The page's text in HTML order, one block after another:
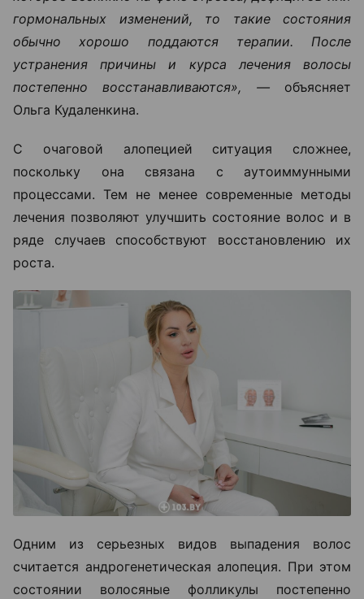
гормональных изменений, то такие состояния
обычно хорошо поддаются терапии. После
устранения причины и курса лечения волосы
постепенно восстанавливаются», —объясняет
Ольга Кудаленкина.
С очаговой алопецией ситуация сложнее,
поскольку она связана с аутоиммунными
процессами. Тем не менее современные методы
лечения позволяют улучшить состояние волос и в
ряде случаев способствуют восстановлению их
роста.
Одним из серьезных видов выпадения волос
считается андрогенетическая алопеция. При этом
состоянии волосяные фолликулы постепенно